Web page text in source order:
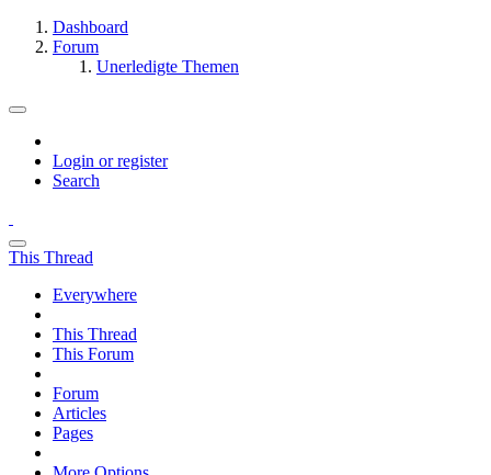
Dashboard
Forum
Unerledigte Themen
Login or register
Search
This Thread
Everywhere
This Thread
This Forum
Forum
Articles
Pages